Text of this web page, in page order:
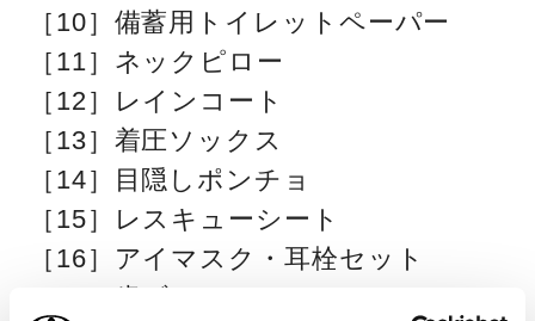
［10］備蓄用トイレットペーパー
［11］ネックピロー
［12］レインコート
［13］着圧ソックス
［14］目隠しポンチョ
［15］レスキューシート
［16］アイマスク・耳栓セット